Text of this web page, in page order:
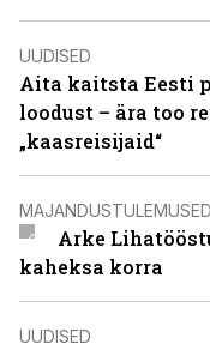
UUDISED
Aita kaitsta Eesti
loodust – ära too
„kaasreisijaid“
MAJANDUSTULEMUSED
Arke
kaheksa korra
UUDISED